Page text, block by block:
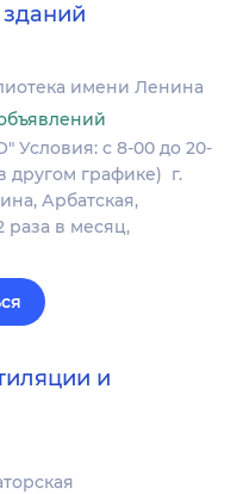
имени Ленина
Условия: с 8-00 до 20-
другом графике) г.
Арбатская‚
в месяц‚
и